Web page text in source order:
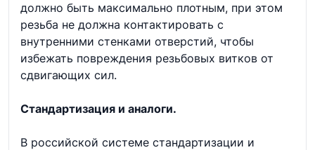
должно быть максимально плотным, при этом
резьба не должна контактировать с
внутренними стенками отверстий, чтобы
избежать повреждения резьбовых витков от
сдвигающих сил.
Стандартизация и аналоги.
В российской системе стандартизации и